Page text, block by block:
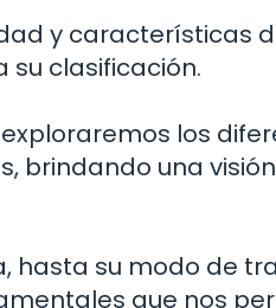
y características
su clasificación.
los
brindando una
hasta su modo de
que nos